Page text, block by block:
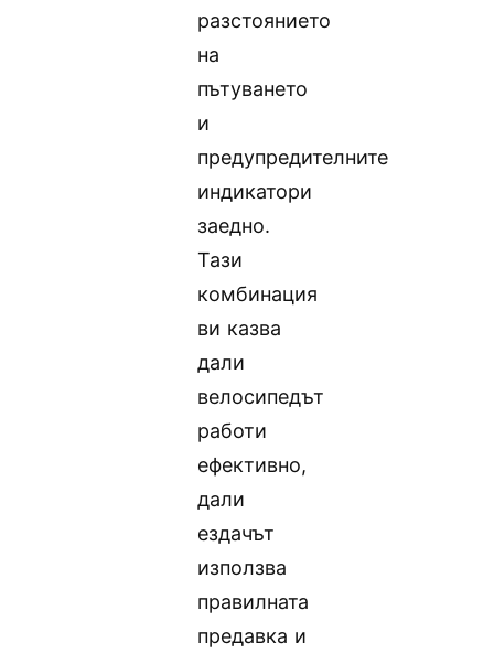
разстоянието
на
пътуването
и
предупредителните
индикатори
заедно.
Тази
комбинация
ви казва
дали
велосипедът
работи
ефективно,
дали
ездачът
използва
правилната
предавка и